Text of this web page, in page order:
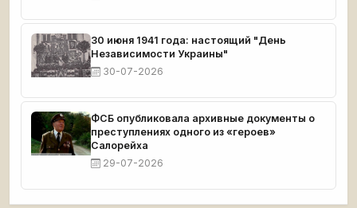
30 июня 1941 года: настоящий "День
Независимости Украины"
30-07-2026
ФСБ опубликовала архивные документы о
преступлениях одного из «героев»
Салорейха
29-07-2026